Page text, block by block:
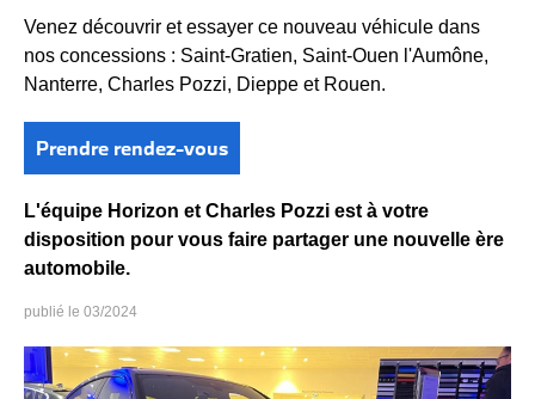
Venez découvrir et essayer ce nouveau véhicule dans
nos concessions : Saint-Gratien, Saint-Ouen l'Aumône,
Nanterre, Charles Pozzi, Dieppe et Rouen.
Prendre rendez-vous
L'équipe Horizon et Charles Pozzi est à votre
disposition pour vous faire partager une nouvelle ère
automobile.
03/2024